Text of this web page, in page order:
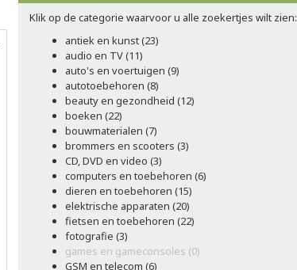
Klik op de categorie waarvoor u alle zoekertjes wilt zien:
antiek en kunst (23)
audio en TV (11)
auto's en voertuigen (9)
autotoebehoren (8)
beauty en gezondheid (12)
boeken (22)
bouwmaterialen (7)
brommers en scooters (3)
CD, DVD en video (3)
computers en toebehoren (6)
dieren en toebehoren (15)
elektrische apparaten (20)
fietsen en toebehoren (22)
fotografie (3)
games en gameconsoles (0)
GSM en telecom (6)